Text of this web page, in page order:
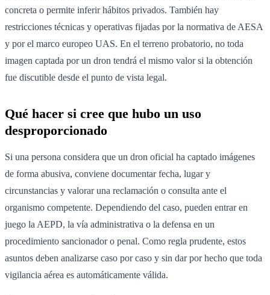
concreta o permite inferir hábitos privados. También hay
restricciones técnicas y operativas fijadas por la normativa de AESA
y por el marco europeo UAS. En el terreno probatorio, no toda
imagen captada por un dron tendrá el mismo valor si la obtención
fue discutible desde el punto de vista legal.
Qué hacer si cree que hubo un uso
desproporcionado
Si una persona considera que un dron oficial ha captado imágenes
de forma abusiva, conviene documentar fecha, lugar y
circunstancias y valorar una reclamación o consulta ante el
organismo competente. Dependiendo del caso, pueden entrar en
juego la AEPD, la vía administrativa o la defensa en un
procedimiento sancionador o penal. Como regla prudente, estos
asuntos deben analizarse caso por caso y sin dar por hecho que toda
vigilancia aérea es automáticamente válida.